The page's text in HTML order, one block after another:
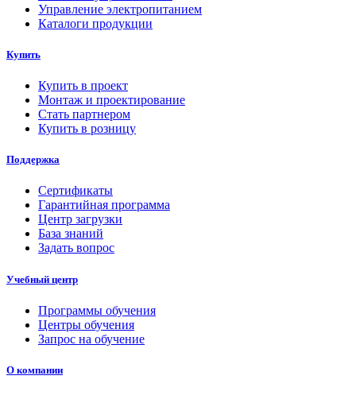
Управление электропитанием
Каталоги продукции
Купить
Купить в проект
Монтаж и проектирование
Стать партнером
Купить в розницу
Поддержка
Сертификаты
Гарантийная программа
Центр загрузки
База знаний
Задать вопрос
Учебный центр
Программы обучения
Центры обучения
Запрос на обучение
О компании